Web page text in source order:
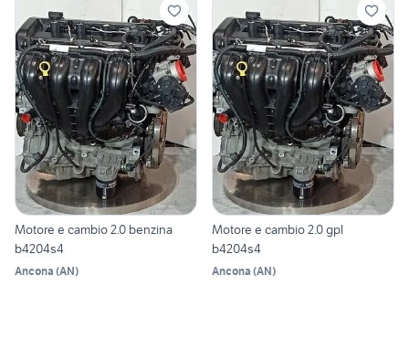
Motore e cambio 2.0 benzina
b4204s4
Ancona (AN)
Motore e cambio 2.0 gpl
b4204s4
Ancona (AN)